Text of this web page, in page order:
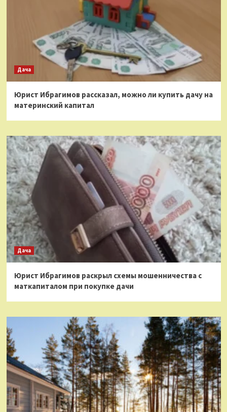
Дача
Юрист Ибрагимов рассказал, можно ли купить дачу на
материнский капитал
Дача
Юрист Ибрагимов раскрыл схемы мошенничества с
маткапиталом при покупке дачи